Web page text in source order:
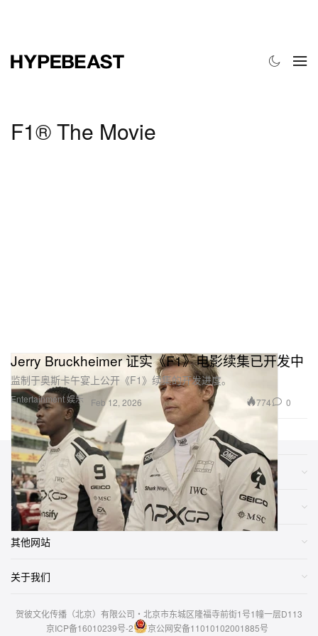
时尚 球鞋 艺术 设计
F1® The Movie
Entertainment 娱乐
Jerry Bruckheimer 证实《F1》电影续集已开发中
监制于奥斯卡午宴上公开《F1》续集的开发进度。
Feb 12, 2026 774 0
类别
网店
其他网站
关于我们
贺彼文化传播（北京）有限公司・北京市东城区隆福寺前街1号1幢一层D113
京ICP备16010239号-2
京公网安备11010102001885号